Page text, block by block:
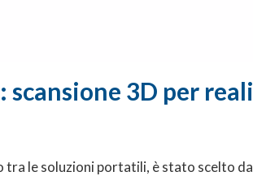
scansione 3D per
tra le soluzioni portatili, è stato scelto